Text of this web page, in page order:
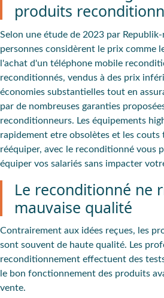
produits
Selon une étude de 2023 par
personnes considèrent le prix comme
l'achat d'un téléphone mobile
reconditionnés, vendus à des prix
économies substantielles tout en
par de nombreuses garanties
reconditionneurs. Les équipements
rapidement etre obsolètes et les couts
rééquiper, avec le reconditionné vous
équiper vos salariés sans impacter
Le reconditionné ne
mauvaise qualité
Contrairement aux idées reçues, les
sont souvent de haute qualité. Les
reconditionnement effectuent des
le bon fonctionnement des produits
vente.